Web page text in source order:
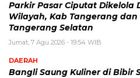
Parkir Pasar Ciputat Dikelola
Wilayah, Kab Tangerang dan
Tangerang Selatan
Jumat, 7 Agu 2026 - 19:54 WIB
DAERAH
Bangli Saung Kuliner di Bibir